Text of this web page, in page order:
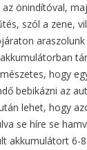
önindítóval,
szól a zene,
hogy
bebikázni az
lehet, hogy
se híre se
akkumulátort 6-